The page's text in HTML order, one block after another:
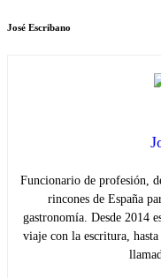
José Escribano
Funcionario de profesión,
rincones de España
gastronomía. Desde 2014
viaje con la escritura,